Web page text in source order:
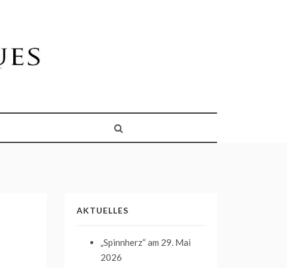
AKTUELLES
„Spinnherz“ am 29. Mai
2026